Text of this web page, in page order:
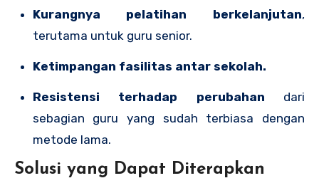
Kurangnya pelatihan berkelanjutan,
terutama untuk guru senior.
Ketimpangan fasilitas antar sekolah.
Resistensi terhadap perubahan dari
sebagian guru yang sudah terbiasa dengan
metode lama.
Solusi yang Dapat Diterapkan